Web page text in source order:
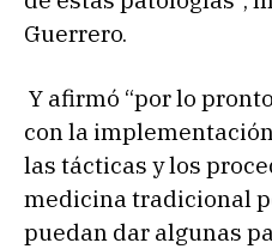
Guerrero.
Y afirmó “por lo
con la
las tácticas y los
medicina tradicional
puedan dar algunas